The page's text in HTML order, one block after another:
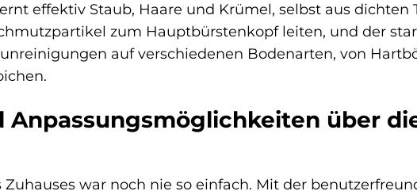
effektiv Staub, Haare und Krümel, selbst aus dichten
zum Hauptbürstenkopf leiten, und der
auf verschiedenen Bodenarten, von
über
war noch nie so einfach. Mit der